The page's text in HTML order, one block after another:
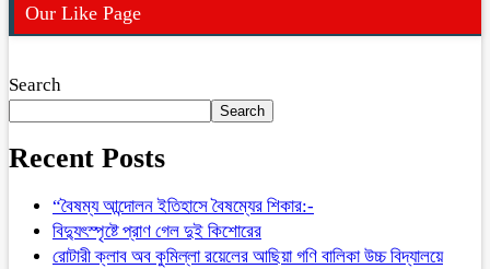
Our Like Page
Search
Search
Recent Posts
“বৈষম্য আন্দোলন ইতিহাসে বৈষম্যের শিকার:-
বিদ্যুৎস্পৃষ্টে প্রাণ গেল দুই কিশোরের
রোটারী ক্লাব অব কুমিল্লা রয়েলের আছিয়া গণি বালিকা উচ্চ বিদ্যালয়ে